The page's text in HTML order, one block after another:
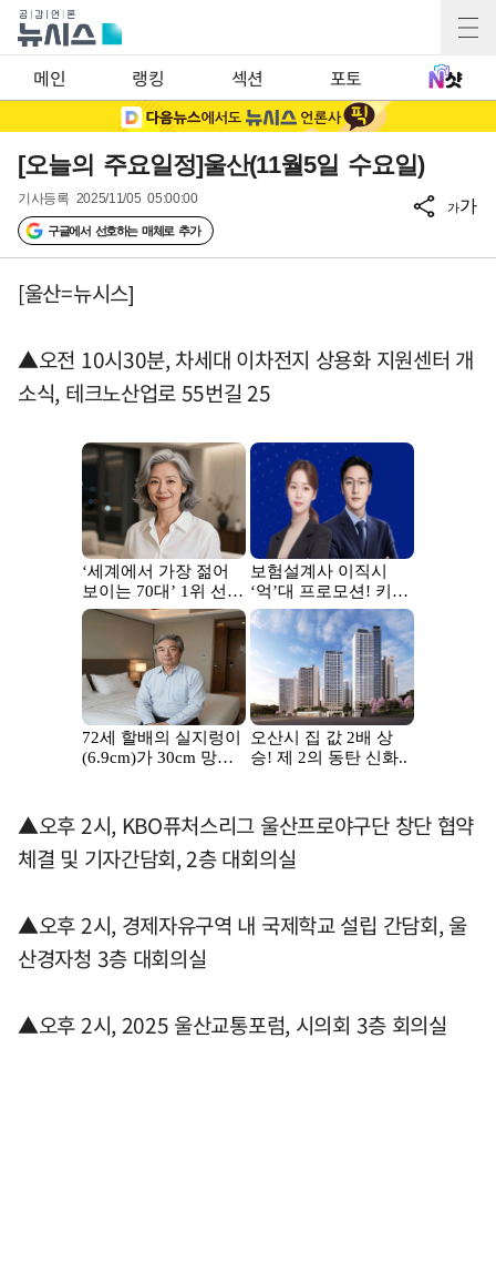
메인 랭킹 섹션 포토
[오늘의 주요일정]울산(11월5일 수요일)
기사등록 2025/11/05 05:00:00
구글에서 선호하는 매체로 추가
가가
[울산=뉴시스]
▲오전 10시30분, 차세대 이차전지 상용화 지원센터 개
소식, 테크노산업로 55번길 25
▲오후 2시, KBO퓨처스리그 울산프로야구단 창단 협약
체결 및 기자간담회, 2층 대회의실
▲오후 2시, 경제자유구역 내 국제학교 설립 간담회, 울
산경자청 3층 대회의실
▲오후 2시, 2025 울산교통포럼, 시의회 3층 회의실